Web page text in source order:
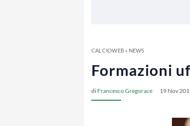
CALCIOWEB» NEWS
Formazioni
di Francesco Gregorace 19 Nov